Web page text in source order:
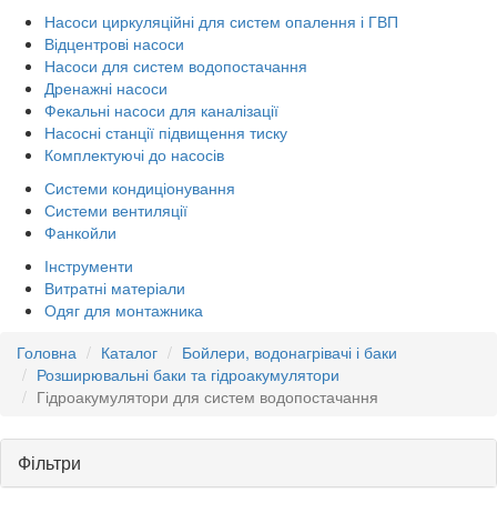
Насоси циркуляційні для систем опалення і ГВП
Відцентрові насоси
Насоси для систем водопостачання
Дренажні насоси
Фекальні насоси для каналізації
Насосні станції підвищення тиску
Комплектуючі до насосів
Системи кондиціонування
Системи вентиляції
Фанкойли
Інструменти
Витратні матеріали
Одяг для монтажника
Головна
Каталог
Бойлери, водонагрівачі і баки
Розширювальні баки та гідроакумулятори
Гідроакумулятори для систем водопостачання
Фільтри